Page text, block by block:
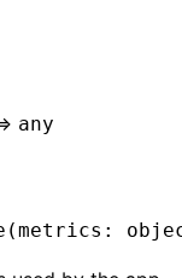
any
(metrics: